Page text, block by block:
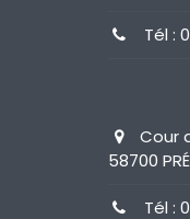
Tél :
Cour
58700
Tél :